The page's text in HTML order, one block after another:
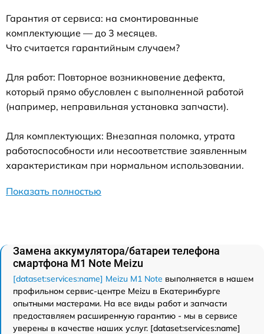
Гарантия от сервиса: на смонтированные
комплектующие — до 3 месяцев.
Что считается гарантийным случаем?
Для работ: Повторное возникновение дефекта,
который прямо обусловлен с выполненной работой
(например, неправильная установка запчасти).
Для комплектующих: Внезапная поломка, утрата
работоспособности или несоответствие заявленным
характеристикам при нормальном использовании.
Показать полностью
Замена аккумулятора/батареи телефона
смартфона M1 Note Meizu
[dataset:services:name] Meizu M1 Note выполняется в нашем
профильном сервис-центре Meizu в Екатеринбурге
опытными мастерами. На все виды работ и запчасти
предоставляем расширенную гарантию - мы в сервисе
уверены в качестве наших услуг. [dataset:services:name]